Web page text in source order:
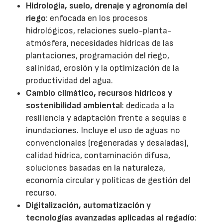
Hidrología, suelo, drenaje y agronomía del
riego: enfocada en los procesos
hidrológicos, relaciones suelo-planta-
atmósfera, necesidades hídricas de las
plantaciones, programación del riego,
salinidad, erosión y la optimización de la
productividad del agua.
Cambio climático, recursos hídricos y
sostenibilidad ambiental: dedicada a la
resiliencia y adaptación frente a sequías e
inundaciones. Incluye el uso de aguas no
convencionales (regeneradas y desaladas),
calidad hídrica, contaminación difusa,
soluciones basadas en la naturaleza,
economía circular y políticas de gestión del
recurso.
Digitalización, automatización y
tecnologías avanzadas aplicadas al regadío: